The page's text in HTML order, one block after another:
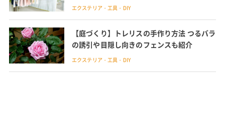
エクステリア・工具・DIY
【庭づくり】トレリスの手作り方法 つるバラ
の誘引や目隠し向きのフェンスも紹介
エクステリア・工具・DIY